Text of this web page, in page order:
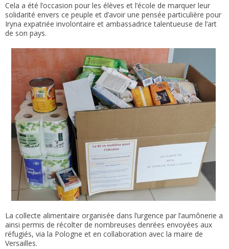
Cela a été l’occasion pour les élèves et l’école de marquer leur
solidarité envers ce peuple et d’avoir une pensée particulière pour
Iryna expatriée involontaire et ambassadrice talentueuse de l’art
de son pays.
La collecte alimentaire organisée dans l’urgence par l’aumônerie a
ainsi permis de récolter de nombreuses denrées envoyées aux
réfugiés, via la Pologne et en collaboration avec la maire de
Versailles.